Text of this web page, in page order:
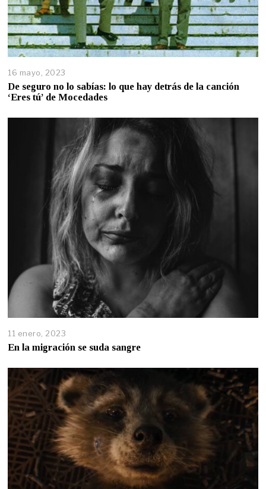
16 mayo, 2023
De seguro no lo sabías: lo que hay detrás de la canción
‘Eres tú’ de Mocedades
11 enero, 2023
En la migración se suda sangre